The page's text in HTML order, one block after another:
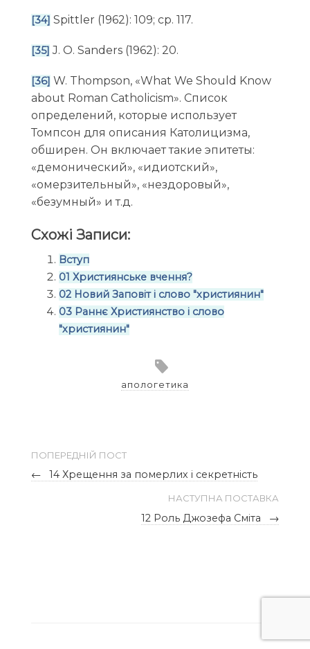
[34] Spittler (1962): 109; ср. 117.
[35] J. O. Sanders (1962): 20.
[36] W. Thompson, «What We Should Know
about Roman Catholicism». Список
определений, которые использует
Томпсон для описания Католицизма,
обширен. Он включает такие эпитеты:
«демонический», «идиотский»,
«омерзительный», «нездоровый»,
«безумный» и т.д.
Схожі Записи:
Вступ
01 Християнське вчення?
02 Новий Заповіт і слово "християнин"
03 Раннє Християнство і слово
"християнин"
апологетика
ПОПЕРЕДНІЙ ПОСТ
← 14 Хрещення за померлих і секретність
НАСТУПНА ПОСТАВКА
12 Роль Джозефа Сміта →